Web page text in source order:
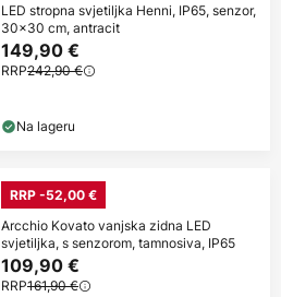
LED stropna svjetiljka Henni, IP65, senzor,
30x30 cm, antracit
149,90 €
RRP242,90 €
Na lageru
RRP -52,00 €
Arcchio Kovato vanjska zidna LED
svjetiljka, s senzorom, tamnosiva, IP65
109,90 €
RRP161,90 €